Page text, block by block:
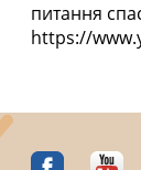
питання
https://